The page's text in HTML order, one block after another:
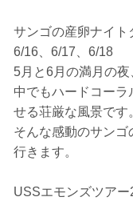
サンゴの産卵ナイト
6/16、6/17、6/18
5月と6月の満月の夜
中でもハードコーラ
せる荘厳な風景です
そんな感動のサンゴ
行きます。
USSエモンズツアー